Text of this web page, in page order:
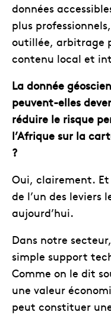
données
plus
outillée, arbitrage
contenu local et
La donnée
peuvent-elles
réduire le risque
l’Afrique sur la
?
Oui, clairement. Et
de l’un des leviers
aujourd’hui.
Dans notre
simple support
Comme on le dit
une valeur
peut constituer